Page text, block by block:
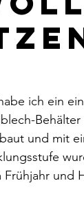
ich ein
und mit
Frühjahr und